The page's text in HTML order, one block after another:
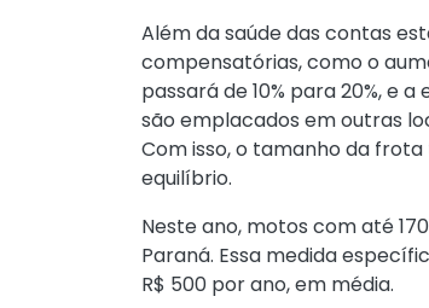
Além da saúde das contas
compensatórias, como o
passará de 10% para 20%, e
são emplacados em outras
Com isso, o tamanho da
equilíbrio.
Neste ano, motos com até
Paraná. Essa medida
R$ 500 por ano, em média.